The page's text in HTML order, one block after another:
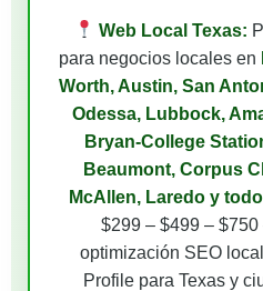
Web Local Texas:
para negocios locales en
Worth, Austin, San
Odessa, Lubbock,
Bryan-College
Beaumont, Corpus
McAllen, Laredo y
$299 – $499 –
optimización SEO
Profile para Texas y